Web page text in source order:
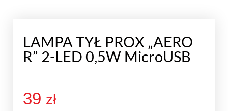
LAMPA TYŁ PROX „AERO
R” 2-LED 0,5W MicroUSB
39 zł